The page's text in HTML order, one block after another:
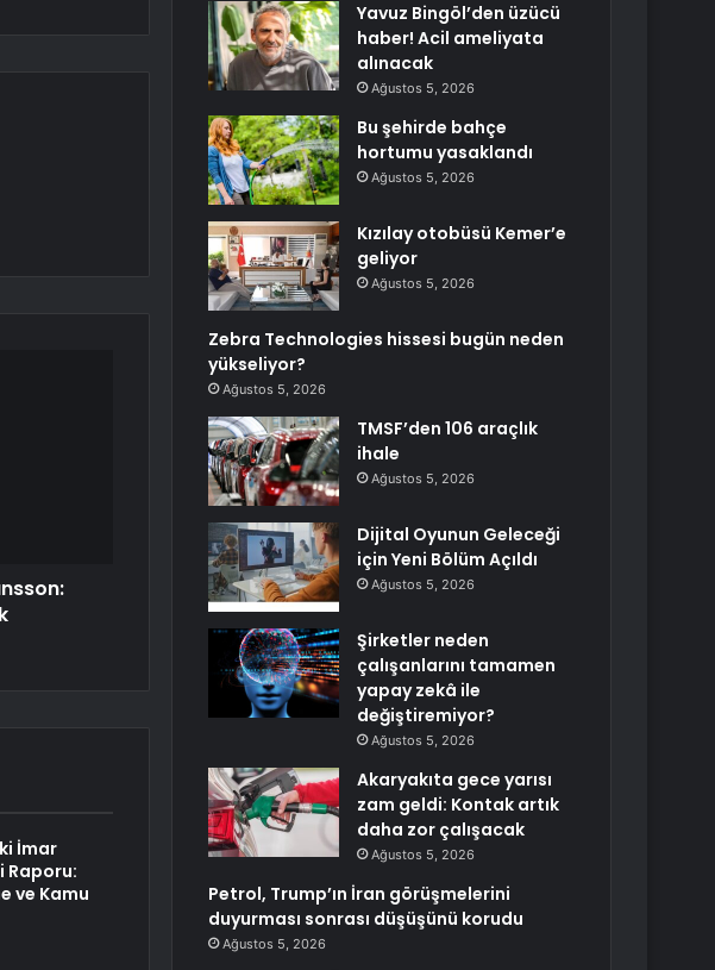
İmar
Raporu:
ve Kamu
Yavuz Bingöl’den üzücü
haber! Acil ameliyata
alınacak
Ağustos 5, 2026
Bu şehirde bahçe
hortumu yasaklandı
Ağustos 5, 2026
Kızılay otobüsü Kemer’e
geliyor
Ağustos 5, 2026
Zebra Technologies hissesi bugün neden
yükseliyor?
Ağustos 5, 2026
TMSF’den 106 araçlık
ihale
Ağustos 5, 2026
Dijital Oyunun Geleceği
için Yeni Bölüm Açıldı
Ağustos 5, 2026
Şirketler neden
çalışanlarını tamamen
yapay zekâ ile
değiştiremiyor?
Ağustos 5, 2026
Akaryakıta gece yarısı
zam geldi: Kontak artık
daha zor çalışacak
Ağustos 5, 2026
Petrol, Trump’ın İran görüşmelerini
duyurması sonrası düşüşünü korudu
Ağustos 5, 2026